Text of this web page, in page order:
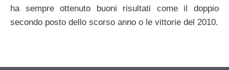
ha sempre ottenuto buoni risultati come il doppio
secondo posto dello scorso anno o le vittorie del 2010.